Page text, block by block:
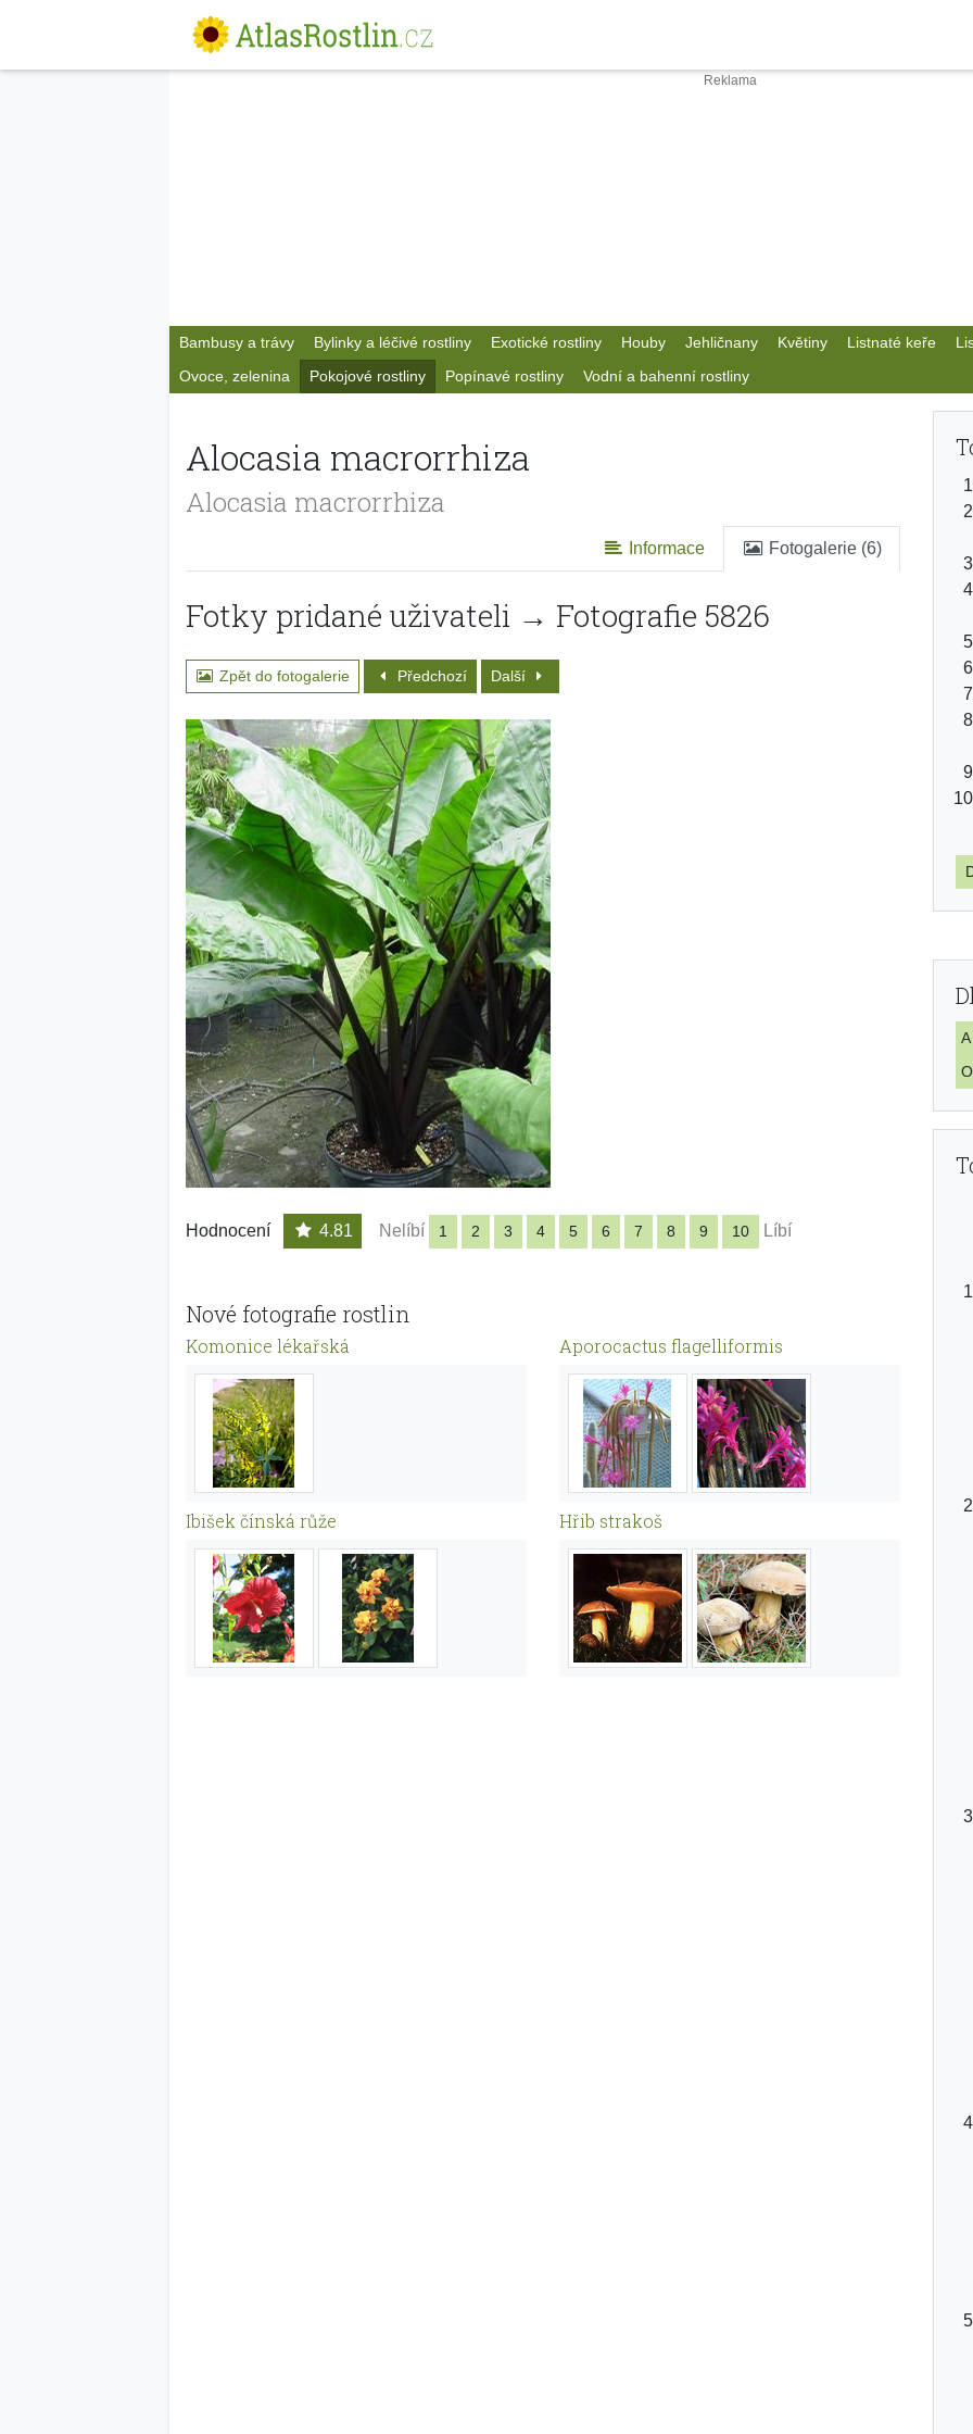
Bambusy a trávy Bylinky a léčivé rostliny Exotické rostliny Houby Jehličnany Květiny Listnaté keře
Ovoce, zelenina
Pokojové rostliny Popínavé rostliny Vodní a bahenní rostliny
Alocasia macrorrhiza
Alocasia macrorrhiza
Informace Fotogalerie (6)
Fotky pridané uživateli → Fotografie 5826
Zpět do fotogalerie Předchozí Další
Hodnocení 4.81 Nelíbí 1 2 3 4 5 6 7 8 9 10 Líbí
Nové fotografie rostlin
Komonice lékařská Aporocactus flagelliformis
Ibišek čínská růže Hřib strakoš
A
O